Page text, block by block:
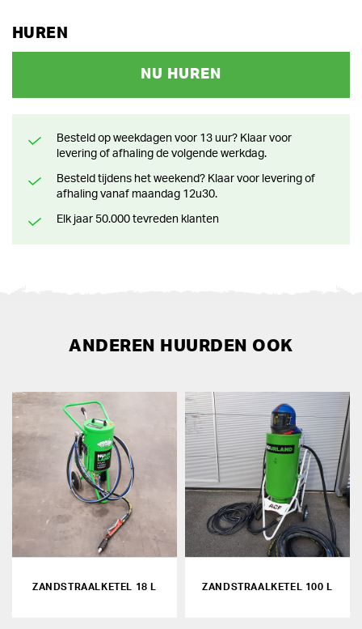
HUREN
NU HUREN
Besteld op weekdagen voor 13 uur? Klaar voor
levering of afhaling de volgende werkdag.
Besteld tijdens het weekend? Klaar voor levering of
afhaling vanaf maandag 12u30.
Elk jaar 50.000 tevreden klanten
ANDEREN HUURDEN OOK
ZANDSTRAALKETEL 18 L ZANDSTRAALKETEL 100 L